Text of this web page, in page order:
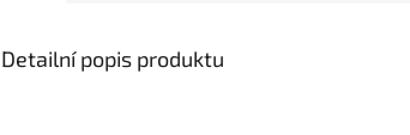
Detailní popis produktu